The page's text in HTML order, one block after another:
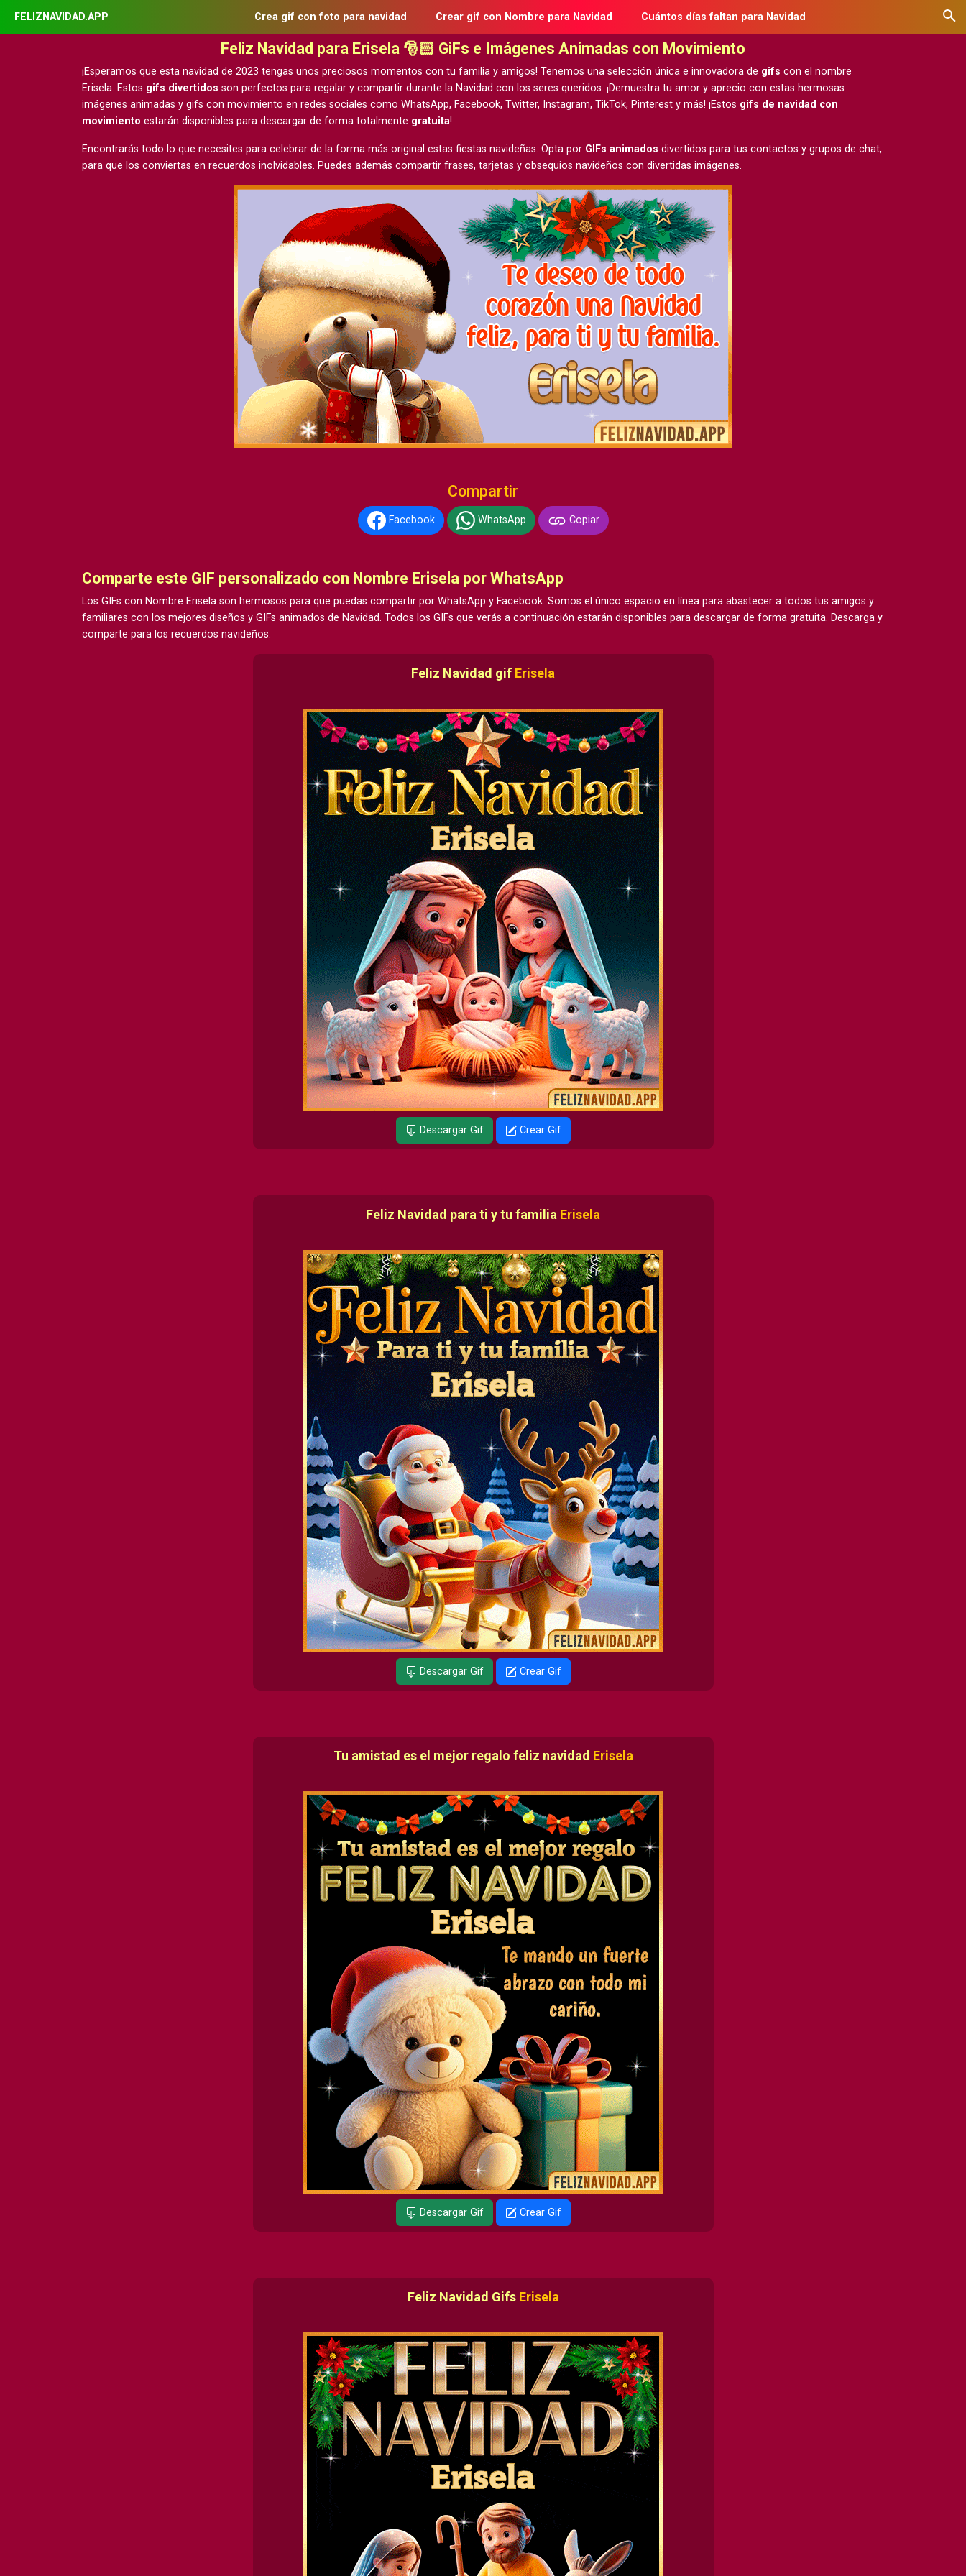
FELIZNAVIDAD.APP Crea gif con foto para navidad Crear gif con Nombre para Navidad Cuántos días faltan para Navidad
Feliz Navidad para Erisela 🎅🏻 GiFs e Imágenes Animadas con Movimiento
¡Esperamos que esta navidad de 2023 tengas unos preciosos momentos con tu familia y amigos! Tenemos una selección única e innovadora de gifs con el nombre
Erisela. Estos gifs divertidos son perfectos para regalar y compartir durante la Navidad con los seres queridos. ¡Demuestra tu amor y aprecio con estas hermosas
imágenes animadas y gifs con movimiento en redes sociales como WhatsApp, Facebook, Twitter, Instagram, TikTok, Pinterest y más! ¡Estos gifs de navidad con
movimiento estarán disponibles para descargar de forma totalmente gratuita!
Encontrarás todo lo que necesites para celebrar de la forma más original estas fiestas navideñas. Opta por GIFs animados divertidos para tus contactos y grupos de chat,
para que los conviertas en recuerdos inolvidables. Puedes además compartir frases, tarjetas y obsequios navideños con divertidas imágenes.
Compartir
Facebook WhatsApp Copiar
Comparte este GIF personalizado con Nombre Erisela por WhatsApp
Los GIFs con Nombre Erisela son hermosos para que puedas compartir por WhatsApp y Facebook. Somos el único espacio en línea para abastecer a todos tus amigos y
familiares con los mejores diseños y GIFs animados de Navidad. Todos los GIFs que verás a continuación estarán disponibles para descargar de forma gratuita. Descarga y
comparte para los recuerdos navideños.
Feliz Navidad gif Erisela
Descargar Gif Crear Gif
Feliz Navidad para ti y tu familia Erisela
Descargar Gif Crear Gif
Tu amistad es el mejor regalo feliz navidad Erisela
Descargar Gif Crear Gif
Feliz Navidad Gifs Erisela